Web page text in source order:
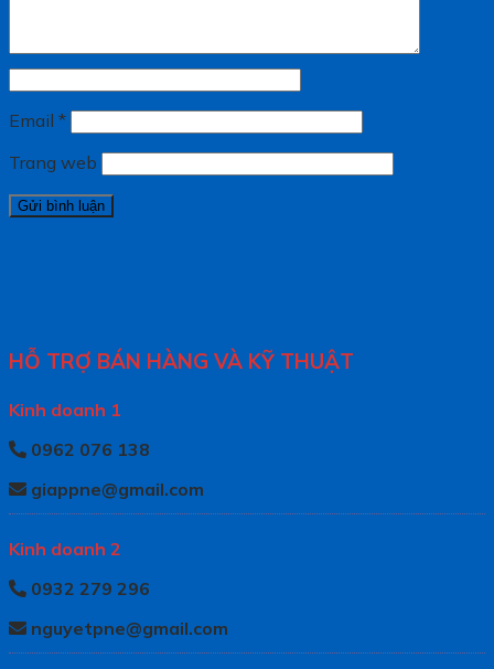
Email *
Trang web
HỖ TRỢ BÁN HÀNG VÀ KỸ THUẬT
Kinh doanh 1
0962 076 138
giappne@gmail.com
Kinh doanh 2
0932 279 296
nguyetpne@gmail.com